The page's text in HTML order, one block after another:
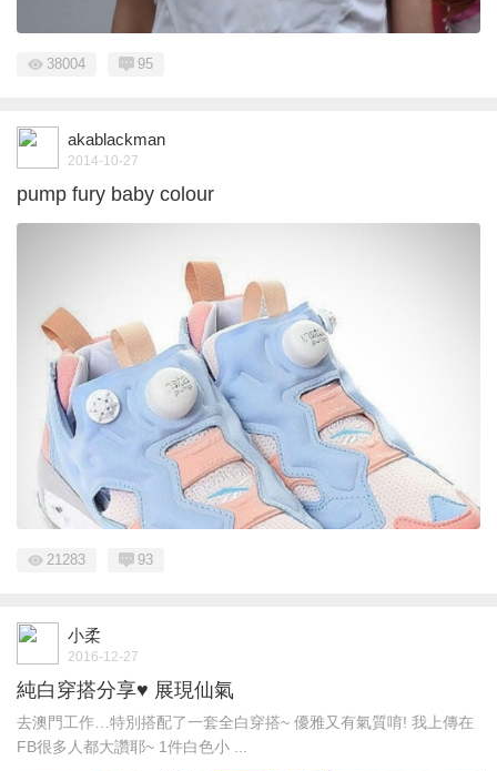
38004 95
akablackman
2014-10-27
pump fury baby colour
21283 93
小柔
2016-12-27
純白穿搭分享♥ 展現仙氣
去澳門工作…特別搭配了一套全白穿搭~ 優雅又有氣質唷! 我上傳在
FB很多人都大讚耶~ 1件白色小 ...